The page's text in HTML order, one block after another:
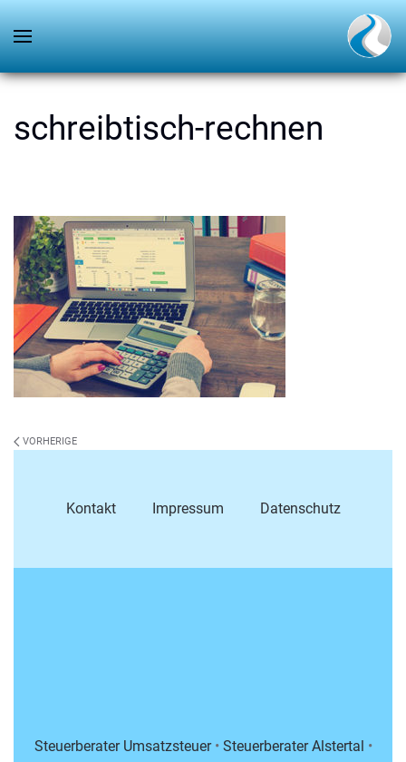
schreibtisch-rechnen
VORHERIGE
Kontakt Impressum Datenschutz
Steuerberater Umsatzsteuer• Steuerberater Alstertal •